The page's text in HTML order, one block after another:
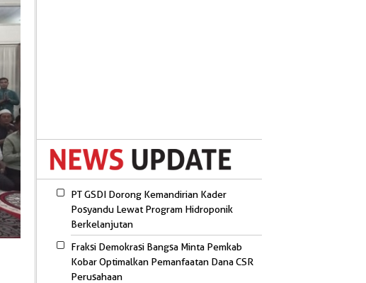
PT GSDI Dorong Kemandirian Kader
Posyandu Lewat Program Hidroponik
Berkelanjutan
Fraksi Demokrasi Bangsa Minta Pemkab
Kobar Optimalkan Pemanfaatan Dana CSR
Perusahaan